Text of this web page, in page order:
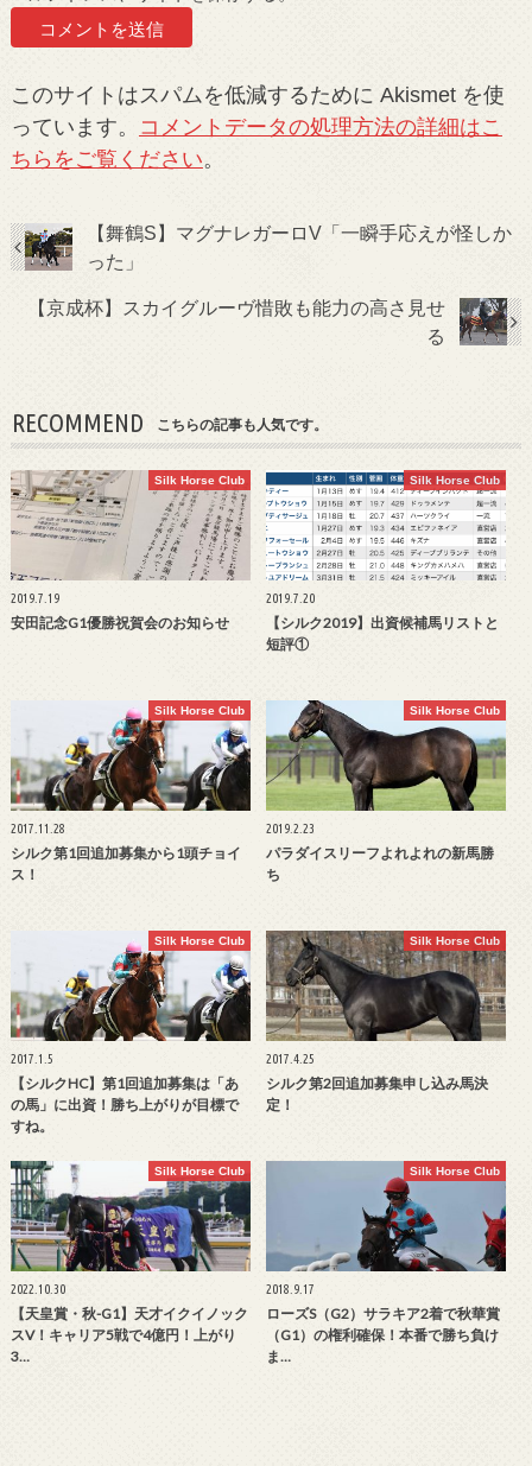
このサイトはスパムを低減するために Akismet を使
っています。
コメントデータの処理方法の詳細はこ
ちらをご覧ください。
【舞鶴S】マグナレガーロV「一瞬手応えが怪しか
った」
【京成杯】スカイグルーヴ惜敗も能力の高さ見せ
る
RECOMMEND こちらの記事も人気です。
Silk Horse Club
2019.7.19
安田記念G1優勝祝賀会のお知らせ
Silk Horse Club
2019.7.20
【シルク2019】出資候補馬リストと
短評①
Silk Horse Club
2017.11.28
シルク第1回追加募集から1頭チョイ
ス！
Silk Horse Club
2019.2.23
パラダイスリーフよれよれの新馬勝
ち
Silk Horse Club
2017.1.5
【シルクHC】第1回追加募集は「あ
の馬」に出資！勝ち上がりが目標で
すね。
Silk Horse Club
2017.4.25
シルク第2回追加募集申し込み馬決
定！
Silk Horse Club
2022.10.30
【天皇賞・秋-G1】天才イクイノック
スV！キャリア5戦で4億円！上がり
3…
Silk Horse Club
2018.9.17
ローズS（G2）サラキア2着で秋華賞
（G1）の権利確保！本番で勝ち負け
ま…